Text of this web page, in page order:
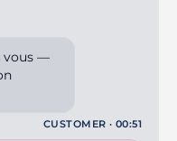
vous —
CUSTOMER · 00:51